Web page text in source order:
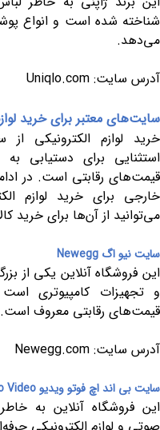
شناخته شده است و انواع
می‌دهد.
آدرس سایت: Uniqlo.com
سایت‌های معتبر برای خرید
خرید لوازم الکترونیکی
استثنایی برای دستیابی
قیمت‌های رقابتی است. در
خارجی برای خرید لوازم
می‌توانید از آن‌ها برای خرید
سایت نیو اگ Newegg
این فروشگاه آنلاین یکی از
و تجهیزات کامپیوتری
قیمت‌های رقابتی معروف است.
آدرس سایت: Newegg.com
سایت بی اند اچ فوتو ویدیوVideo
این فروشگاه آنلاین به